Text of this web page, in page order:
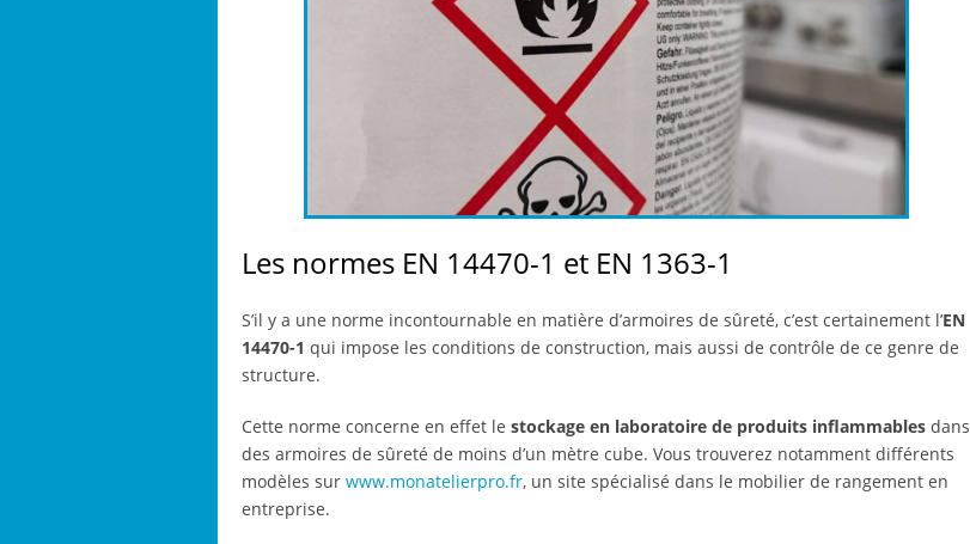
Les normes EN 14470-1 et EN 1363-1
S’il y a une norme incontournable en matière d’armoires de sûreté, c’est certainement l’EN
14470-1 qui impose les conditions de construction, mais aussi de contrôle de ce genre de
structure.
Cette norme concerne en effet le stockage en laboratoire de produits inflammables dans
des armoires de sûreté de moins d’un mètre cube. Vous trouverez notamment différents
modèles sur www.monatelierpro.fr, un site spécialisé dans le mobilier de rangement en
entreprise.